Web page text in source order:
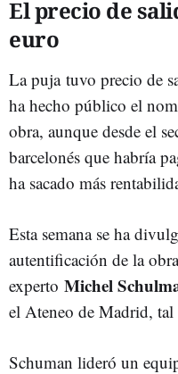
El precio de
euro
La puja tuvo precio de
ha hecho público el
obra, aunque desde el
barcelonés que habría
ha sacado más
Esta semana se ha
autentificación de la
experto Michel
el Ateneo de Madrid,
Schuman lideró un